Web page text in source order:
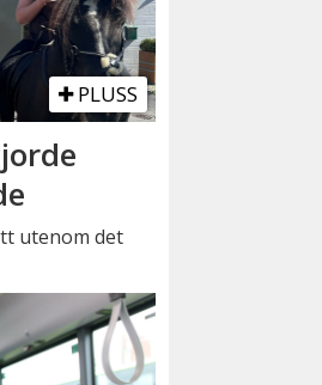
PLUSS
utenom det